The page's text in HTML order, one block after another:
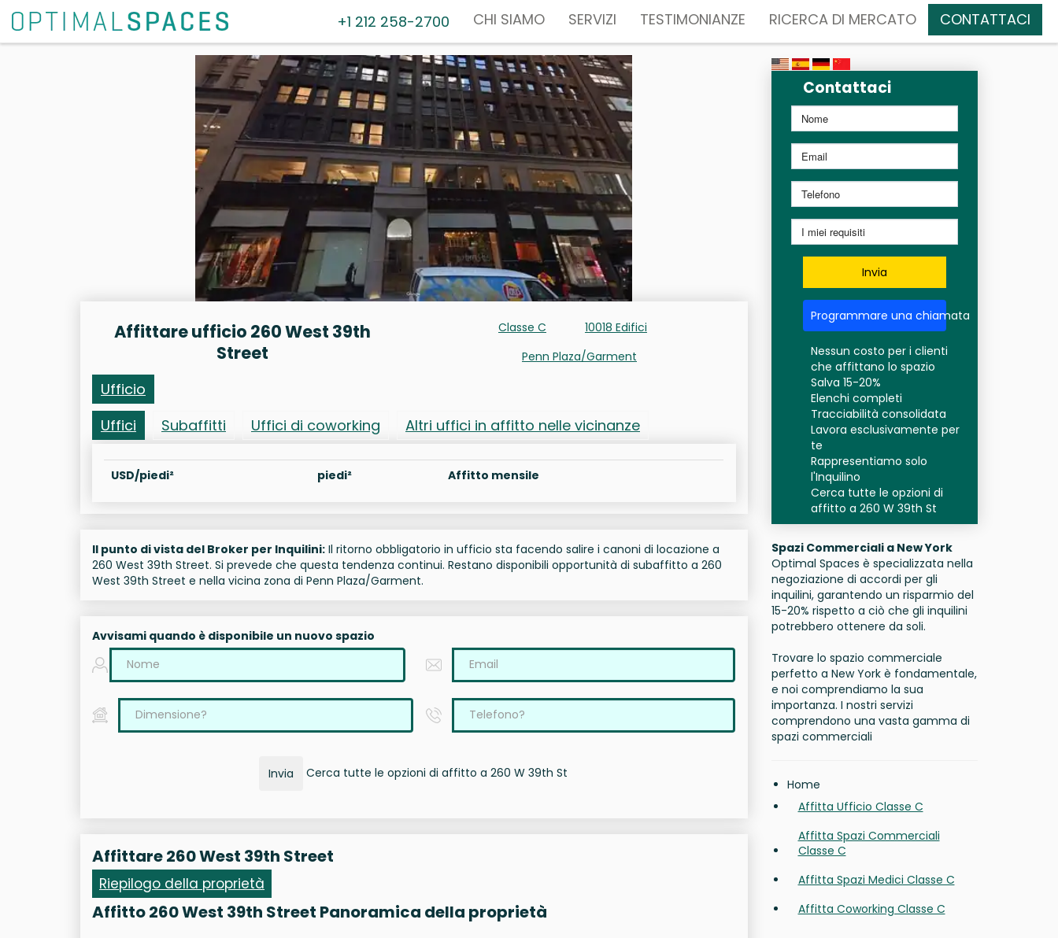
+1 212 258-2700 CHI SIAMO SERVIZI TESTIMONIANZE RICERCA DI MERCATO CONTATTACI
Affittare ufficio 260 West 39th
Street
Classe C
10018 Edifici
Penn Plaza/Garment
Ufficio
Uffici
Subaffitti Uffici di coworking Altri uffici in affitto nelle vicinanze
USD/piedi² piedi² Affitto mensile
Il punto di vista del Broker per Inquilini: Il ritorno obbligatorio in ufficio sta facendo salire i canoni di locazione a
260 West 39th Street. Si prevede che questa tendenza continui. Restano disponibili opportunità di subaffitto a 260
West 39th Street e nella vicina zona di Penn Plaza/Garment.
Avvisami quando è disponibile un nuovo spazio
Invia Cerca tutte le opzioni di affitto a 260 W 39th St
Affittare 260 West 39th Street
Riepilogo della proprietà
Affitto 260 West 39th Street Panoramica della proprietà
Contattaci
Invia
Programmare una chiamata
Nessun costo per i clienti
che affittano lo spazio
Salva 15-20%
Elenchi completi
Tracciabilità consolidata
Lavora esclusivamente per
te
Rappresentiamo solo
l'Inquilino
Cerca tutte le opzioni di
affitto a 260 W 39th St
Spazi Commerciali a New York
Optimal Spaces è specializzata nella
negoziazione di accordi per gli
inquilini, garantendo un risparmio del
15-20% rispetto a ciò che gli inquilini
potrebbero ottenere da soli.
Trovare lo spazio commerciale
perfetto a New York è fondamentale,
e noi comprendiamo la sua
importanza. I nostri servizi
comprendono una vasta gamma di
spazi commerciali
Home
Affitta Ufficio Classe C
Affitta Spazi Commerciali
Classe C
Affitta Spazi Medici Classe C
Affitta Coworking Classe C